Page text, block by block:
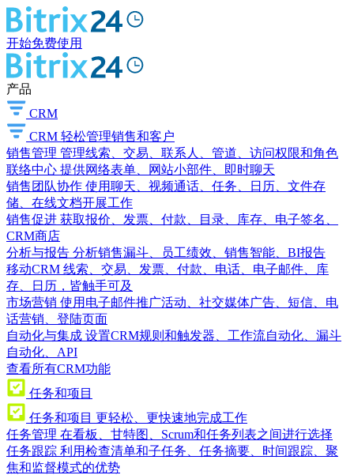
开始免费使用
产品
CRM
CRM 轻松管理销售和客户
销售管理 管理线索、交易、联系人、管道、访问权限和角色
联络中心 提供网络表单、网站小部件、即时聊天
销售团队协作 使用聊天、视频通话、任务、日历、文件存
储、在线文档开展工作
销售促进 获取报价、发票、付款、目录、库存、电子签名、
CRM商店
分析与报告 分析销售漏斗、员工绩效、销售智能、BI报告
移动CRM 线索、交易、发票、付款、电话、电子邮件、库
存、日历，皆触手可及
市场营销 使用电子邮件推广活动、社交媒体广告、短信、电
话营销、登陆页面
自动化与集成 设置CRM规则和触发器、工作流自动化、漏斗
自动化、API
查看所有CRM功能
任务和项目
任务和项目 更轻松、更快速地完成工作
任务管理 在看板、甘特图、Scrum和任务列表之间进行选择
任务跟踪 利用检查清单和子任务、任务摘要、时间跟踪、聚
焦和监督模式的优势